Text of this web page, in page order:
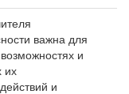
важна для
и
их
и